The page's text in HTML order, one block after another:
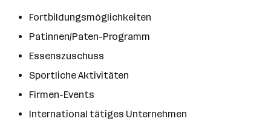
Fortbildungsmöglichkeiten
Patinnen/Paten-Programm
Essenszuschuss
Sportliche Aktivitäten
Firmen-Events
International tätiges Unternehmen